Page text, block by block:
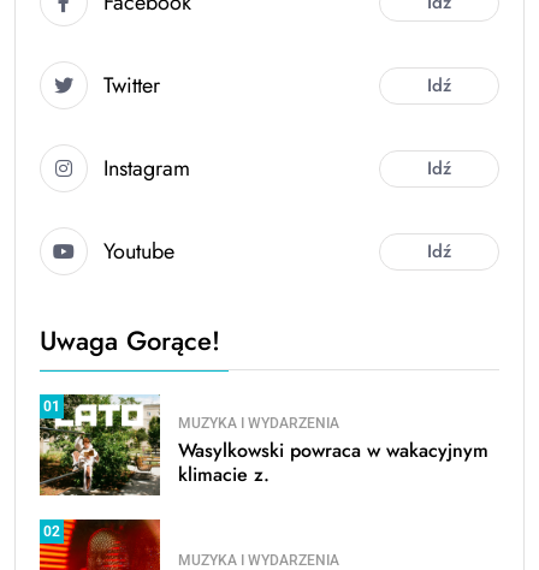
Twitter Idź
Instagram Idź
Youtube Idź
Uwaga Gorące!
01
MUZYKA I WYDARZENIA
Wasylkowski powraca w wakacyjnym
klimacie z.
02
MUZYKA I WYDARZENIA